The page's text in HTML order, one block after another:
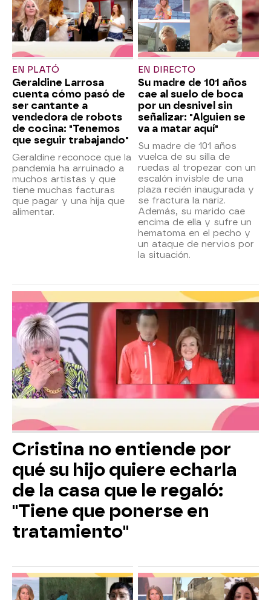
EN PLATÓ
Geraldine Larrosa
cuenta cómo pasó de
ser cantante a
vendedora de robots
de cocina: "Tenemos
que seguir trabajando"
Geraldine reconoce que la
pandemia ha arruinado a
muchos artistas y que
tiene muchas facturas
que pagar y una hija que
alimentar.
EN DIRECTO
Su madre de 101 años
cae al suelo de boca
por un desnivel sin
señalizar: "Alguien se
va a matar aquí"
Su madre de 101 años
vuelca de su silla de
ruedas al tropezar con un
escalón invisble de una
plaza recién inaugurada y
se fractura la nariz.
Además, su marido cae
encima de ella y sufre un
hematoma en el pecho y
un ataque de nervios por
la situación.
Cristina no entiende por
qué su hijo quiere echarla
de la casa que le regaló:
"Tiene que ponerse en
tratamiento"